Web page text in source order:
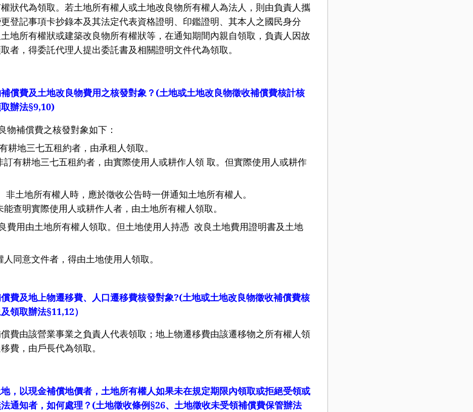
狀代為領取。若土地所有權人或土地改良物所有權人為法人，則由負責人攜
登記事項卡抄錄本及其法定代表資格證明、印鑑證明、其本人之國民身分
地所有權狀或建築改良物所有權狀等，在通知期間內親自領取，負責人因故
者，得委託代理人提出委託書及相關證明文件代為領取。
償費及土地改良物費用之核發對象？ (土地或土地改良物徵收補償費核計核
辦法§9,10)
物補償費之核發對象如下：
耕地三七五租約者，由承租人領取。
訂有耕地三七五租約者，由實際使用人或耕作人領 取。但實際使用人或耕作
所有權人時，應於徵收公告時一併通知土地所有權人。
能查明實際使用人或耕作人者，由土地所有權人領取。
費用由土地所有權人領取。但土地使用人持憑 改良土地費用證明書及土地
文件者，得由土地使用人領取。
費及地上物遷移費、人口遷移費核發對象?(土地或土地改良物徵收補償費核
領取辦法§11,12）
費由該營業事業之負責人代表領取；地上物遷移費由該遷移物之所有權人領
費，由戶長代為領取。
，以現金補償地價者，土地所有權人如果未在規定期限內領取或拒絕受領或
通知者，如何處理？ (土地徵收條例§26、土地徵收未受領補償費保管辦法